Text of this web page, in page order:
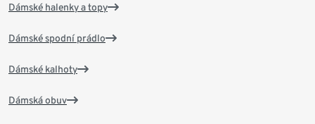
Dámské halenky a topy
Dámské spodní prádlo
Dámské kalhoty
Dámská obuv